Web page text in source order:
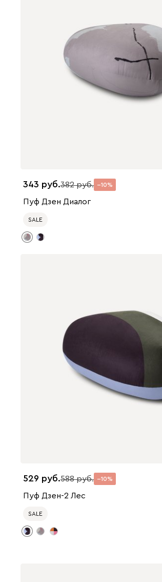
343 382 10
Пуф Дзен Диалог
SALE
529 588 10
Пуф Дзен-2 Лес
SALE